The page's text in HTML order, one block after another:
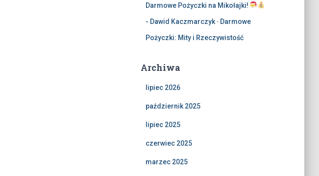
Darmowe Pożyczki na Mikołajki!
- Dawid Kaczmarczyk- Darmowe
Pożyczki: Mity i Rzeczywistość
Archiwa
lipiec 2026
październik 2025
lipiec 2025
czerwiec 2025
marzec 2025